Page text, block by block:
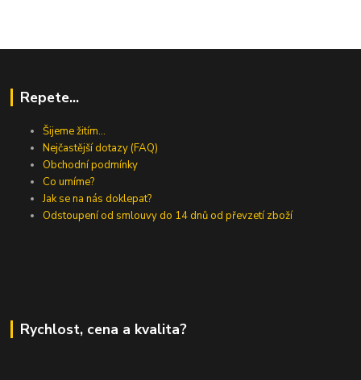
Repete...
Šijeme žitím...
Nejčastější dotazy (FAQ)
Obchodní podmínky
Co umíme?
Jak se na nás doklepat?
Odstoupení od smlouvy do 14 dnů od převzetí zboží
Rychlost, cena a kvalita?